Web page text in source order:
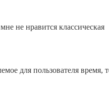
не нравится классическая
для пользователя время,